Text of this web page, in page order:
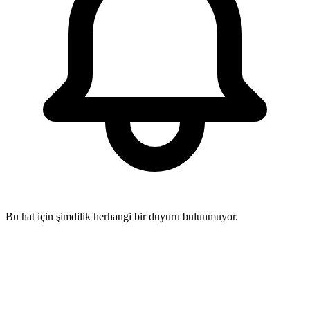
Bu hat için şimdilik herhangi bir duyuru bulunmuyor.